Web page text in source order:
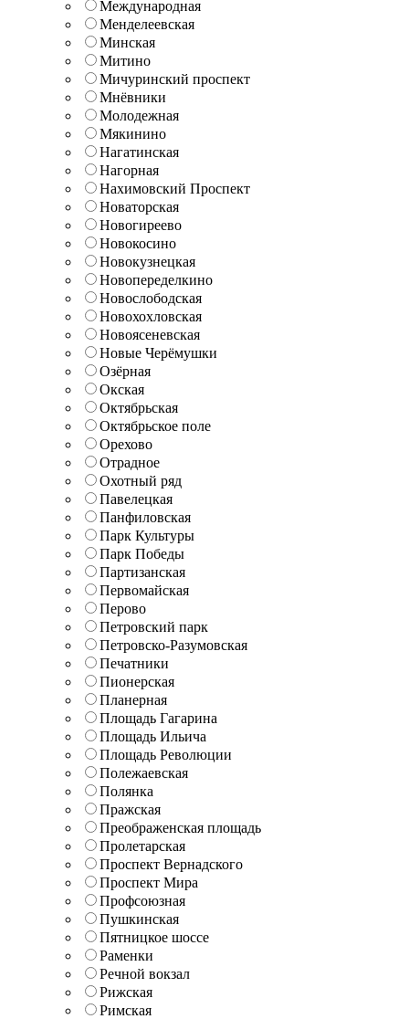
Международная
Менделеевская
Минская
Митино
Мичуринский проспект
Мнёвники
Молодежная
Мякинино
Нагатинская
Нагорная
Нахимовский Проспект
Новаторская
Новогиреево
Новокосино
Новокузнецкая
Новопеределкино
Новослободская
Новохохловская
Новоясеневская
Новые Черёмушки
Озёрная
Окская
Октябрьская
Октябрьское поле
Орехово
Отрадное
Охотный ряд
Павелецкая
Панфиловская
Парк Культуры
Парк Победы
Партизанская
Первомайская
Перово
Петровский парк
Петровско-Разумовская
Печатники
Пионерская
Планерная
Площадь Гагарина
Площадь Ильича
Площадь Революции
Полежаевская
Полянка
Пражская
Преображенская площадь
Пролетарская
Проспект Вернадского
Проспект Мира
Профсоюзная
Пушкинская
Пятницкое шоссе
Раменки
Речной вокзал
Рижская
Римская